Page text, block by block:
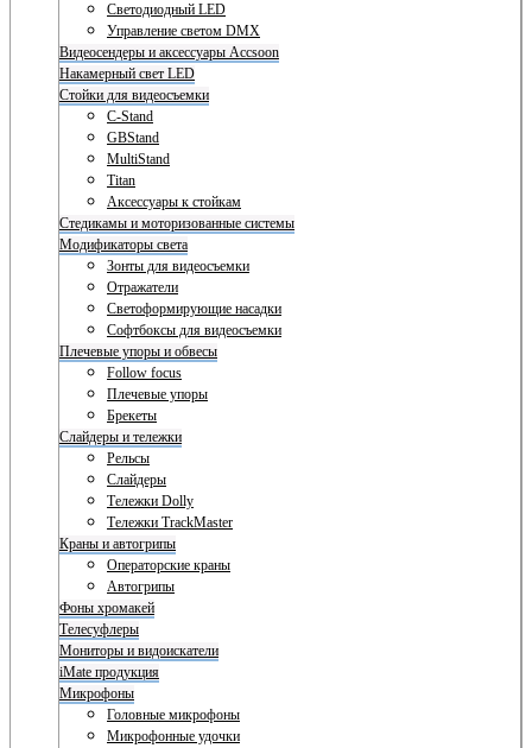
Светодиодный LED
Управление светом DMX
Видеосендеры и аксессуары Accsoon
Накамерный свет LED
Стойки для видеосъемки
C-Stand
GBStand
MultiStand
Titan
Аксессуары к стойкам
Стедикамы и моторизованные системы
Модификаторы света
Зонты для видеосъемки
Отражатели
Светоформирующие насадки
Софтбоксы для видеосъемки
Плечевые упоры и обвесы
Follow focus
Плечевые упоры
Брекеты
Слайдеры и тележки
Рельсы
Слайдеры
Тележки Dolly
Тележки TrackMaster
Краны и автогрипы
Операторские краны
Автогрипы
Фоны хромакей
Телесуфлеры
Мониторы и видоискатели
iMate продукция
Микрофоны
Головные микрофоны
Микрофонные удочки